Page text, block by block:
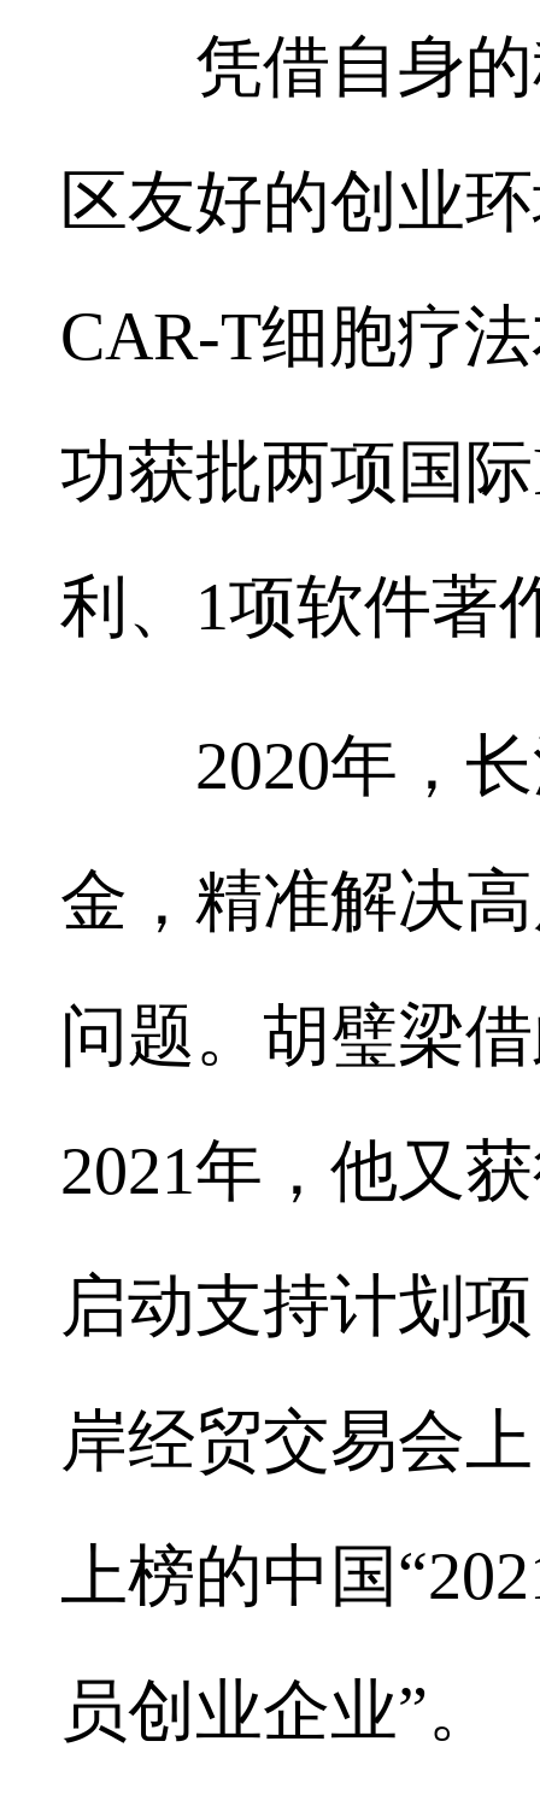
凭借自身的
区友好的创业
CAR-T细胞疗
功获批两项国
利、1项软件著
2020年，长
金，精准解决
问题。胡璧梁
2021年，他又
启动支持计划
岸经贸交易会
上榜的中国
员创业企业”。